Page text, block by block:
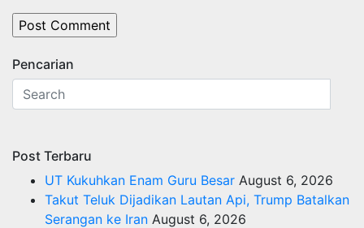
Pencarian
Post Terbaru
UT Kukuhkan Enam Guru Besar August 6, 2026
Takut Teluk Dijadikan Lautan Api, Trump Batalkan
Serangan ke Iran August 6, 2026